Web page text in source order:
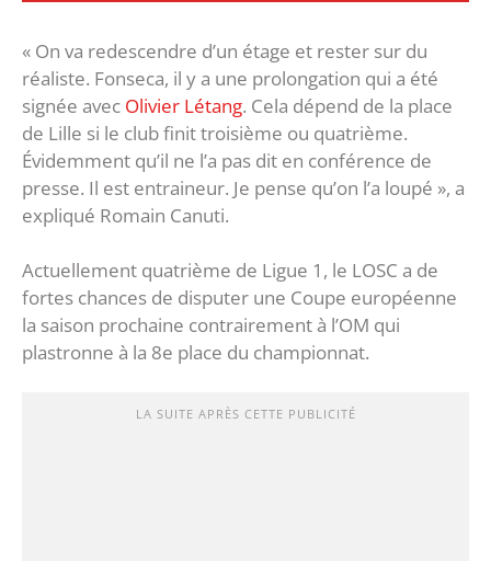
« On va redescendre d’un étage et rester sur du
réaliste. Fonseca, il y a une prolongation qui a été
signée avec Olivier Létang. Cela dépend de la place
de Lille si le club finit troisième ou quatrième.
Évidemment qu’il ne l’a pas dit en conférence de
presse. Il est entraineur. Je pense qu’on l’a loupé », a
expliqué Romain Canuti.
Actuellement quatrième de Ligue 1, le LOSC a de
fortes chances de disputer une Coupe européenne
la saison prochaine contrairement à l’OM qui
plastronne à la 8e place du championnat.
LA SUITE APRÈS CETTE PUBLICITÉ